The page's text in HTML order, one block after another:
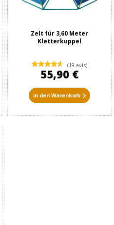
Zelt für 3,60 Meter
Kletterkuppel
(19 avis)
55,90 €
in den Warenkorb